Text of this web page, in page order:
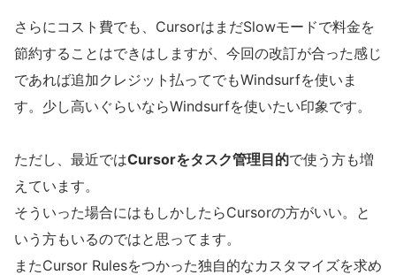
さらにコスト費でも、CursorはまだSlowモードで料金を
節約することはできはしますが、今回の改訂が合った感じ
であれば追加クレジット払ってでもWindsurfを使いま
す。少し高いぐらいならWindsurfを使いたい印象です。
ただし、最近ではCursorをタスク管理目的で使う方も増
えています。
そういった場合にはもしかしたらCursorの方がいい。と
いう方もいるのではと思ってます。
またCursor Rulesをつかった独自的なカスタマイズを求め